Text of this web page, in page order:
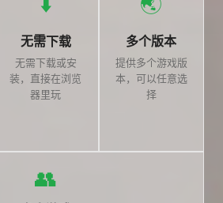
⬇️
无需下载
无需下载或安
装，直接在浏览
器里玩
🌏
多个版本
提供多个游戏版
本，可以任意选
择
👥